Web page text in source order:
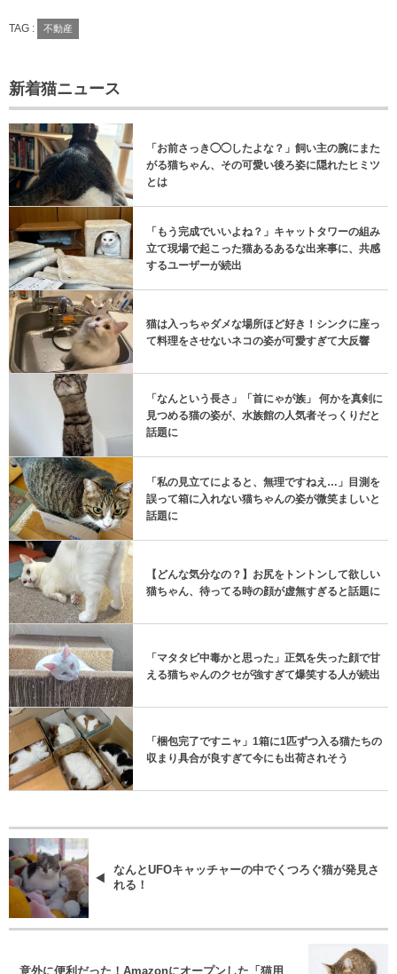
TAG : 不動産
新着猫ニュース
「お前さっき◯◯したよな？」飼い主の腕にまた
がる猫ちゃん、その可愛い後ろ姿に隠れたヒミツ
とは
「もう完成でいいよね？」キャットタワーの組み
立て現場で起こった猫あるあるな出来事に、共感
するユーザーが続出
猫は入っちゃダメな場所ほど好き！シンクに座っ
て料理をさせないネコの姿が可愛すぎて大反響
「なんという長さ」「首にゃが族」 何かを真剣に
見つめる猫の姿が、水族館の人気者そっくりだと
話題に
「私の見立てによると、無理ですねえ…」目測を
誤って箱に入れない猫ちゃんの姿が微笑ましいと
話題に
【どんな気分なの？】お尻をトントンして欲しい
猫ちゃん、待ってる時の顔が虚無すぎると話題に
「マタタビ中毒かと思った」正気を失った顔で甘
える猫ちゃんのクセが強すぎて爆笑する人が続出
「梱包完了ですニャ」1箱に1匹ずつ入る猫たちの
収まり具合が良すぎて今にも出荷されそう
なんとUFOキャッチャーの中でくつろぐ猫が発見さ
れる！